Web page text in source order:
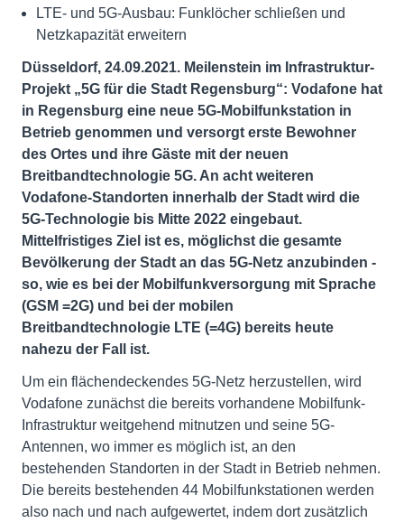
LTE- und 5G-Ausbau: Funklöcher schließen und
Netzkapazität erweitern
Düsseldorf, 24.09.2021. Meilenstein im Infrastruktur-
Projekt „5G für die Stadt Regensburg“: Vodafone hat
in Regensburg eine neue 5G-Mobilfunkstation in
Betrieb genommen und versorgt erste Bewohner
des Ortes und ihre Gäste mit der neuen
Breitbandtechnologie 5G. An acht weiteren
Vodafone-Standorten innerhalb der Stadt wird die
5G-Technologie bis Mitte 2022 eingebaut.
Mittelfristiges Ziel ist es, möglichst die gesamte
Bevölkerung der Stadt an das 5G-Netz anzubinden -
so, wie es bei der Mobilfunkversorgung mit Sprache
(GSM =2G) und bei der mobilen
Breitbandtechnologie LTE (=4G) bereits heute
nahezu der Fall ist.
Um ein flächendeckendes 5G-Netz herzustellen, wird
Vodafone zunächst die bereits vorhandene Mobilfunk-
Infrastruktur weitgehend mitnutzen und seine 5G-
Antennen, wo immer es möglich ist, an den
bestehenden Standorten in der Stadt in Betrieb nehmen.
Die bereits bestehenden 44 Mobilfunkstationen werden
also nach und nach aufgewertet, indem dort zusätzlich